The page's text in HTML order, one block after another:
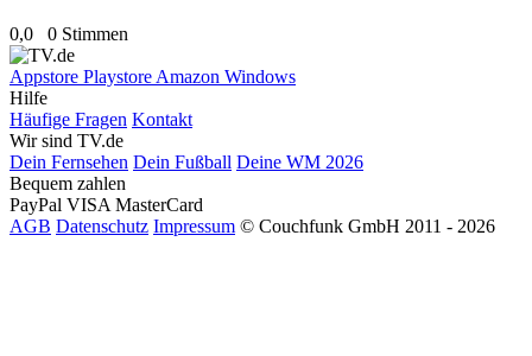
0,0 0 Stimmen
Appstore Playstore Amazon Windows
Hilfe
Häufige Fragen Kontakt
Wir sind TV.de
Dein Fernsehen Dein Fußball Deine WM 2026
Bequem zahlen
PayPal VISA MasterCard
AGB Datenschutz Impressum © Couchfunk GmbH 2011 - 2026